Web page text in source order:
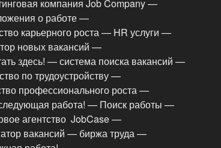
компания Job Company —
о работе —
карьерного роста — HR услуги —
новых вакансий —
здесь! — система поиска вакансий —
по трудоустройству —
профессионального роста —
работа! — Поиск работы —
агентство JobCase —
вакансий — биржа труда —